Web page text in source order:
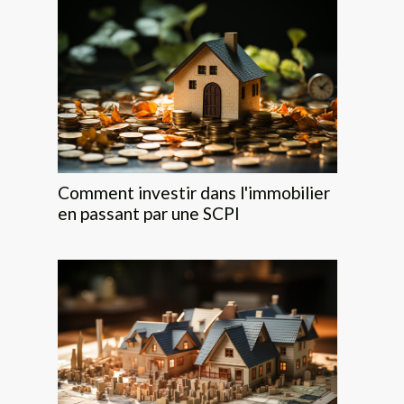
Comment investir dans l'immobilier
en passant par une SCPI